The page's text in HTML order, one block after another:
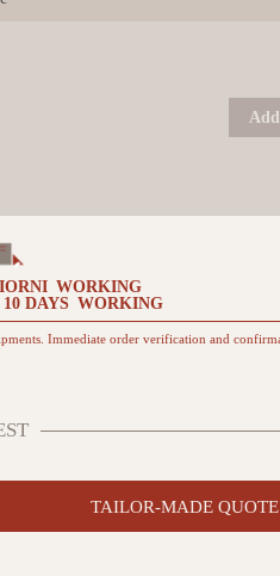
WORKING
10 DAYS WORKING
Immediate order verification and
TAILOR-MADE QUOTE